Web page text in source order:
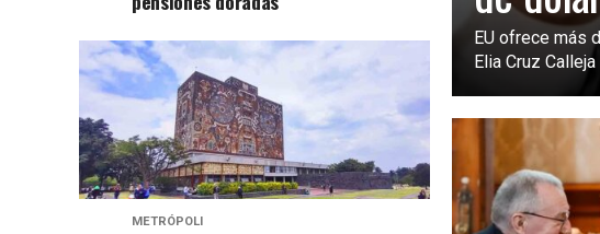
EU ofrece más
Elia Cruz
METRÓPOLI